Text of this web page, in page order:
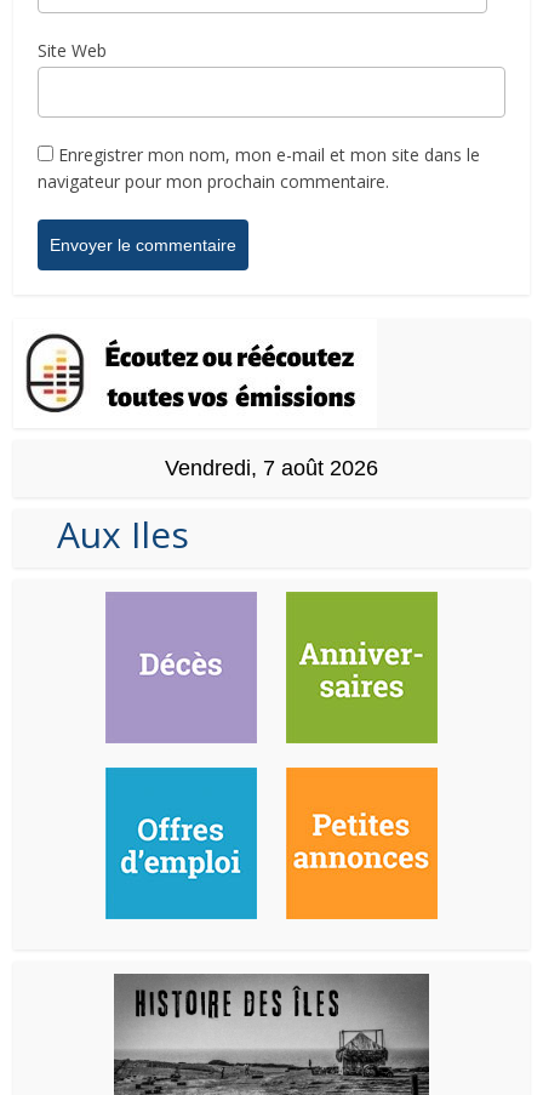
Site Web
Enregistrer mon nom, mon e-mail et mon site dans le
navigateur pour mon prochain commentaire.
Vendredi, 7 août 2026
Aux Iles